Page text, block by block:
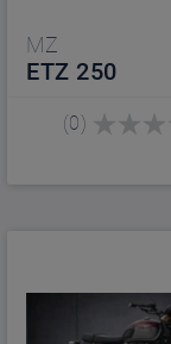
(0)
MZ
ETZ 250